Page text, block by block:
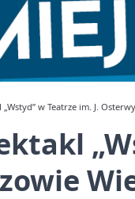
w Teatrze im. J.